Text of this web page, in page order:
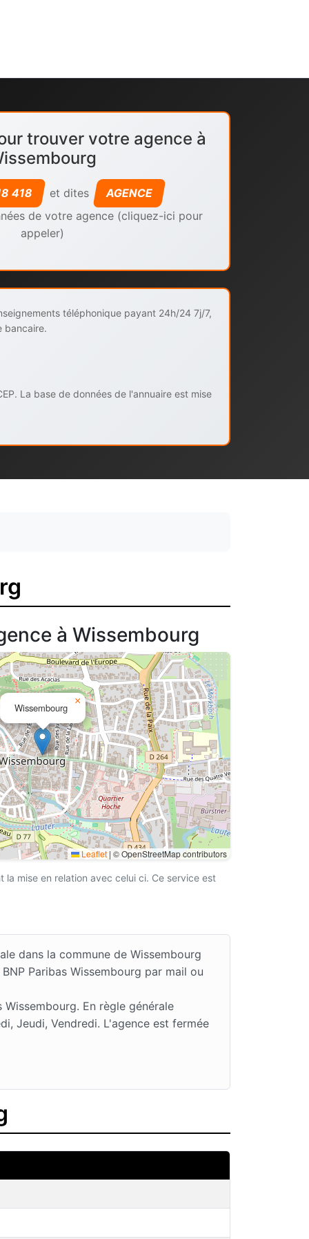
trouver votre agence à
418 et dites
AGENCE
de votre agence (cliquez-ici pour
appeler)
téléphonique payant 24h/24 7j/7,
bancaire.
La base de données de l'annuaire est mise
à Wissembourg
Wissembourg
×
Leaflet | © OpenStreetMap contributors
mise en relation avec celui ci. Ce service est
dans la commune de Wissembourg
Paribas Wissembourg par mail ou
En règle générale
Jeudi, Vendredi. L'agence est fermée